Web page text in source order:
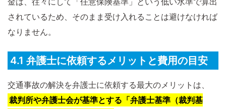
されているため、そのまま受け入れることは避けなければ
なりません。
4.1 弁護士に依頼するメリットと費用の目安
交通事故の解決を弁護士に依頼する最大のメリットは、
裁判所や弁護士会が基準とする「弁護士基準（裁判基